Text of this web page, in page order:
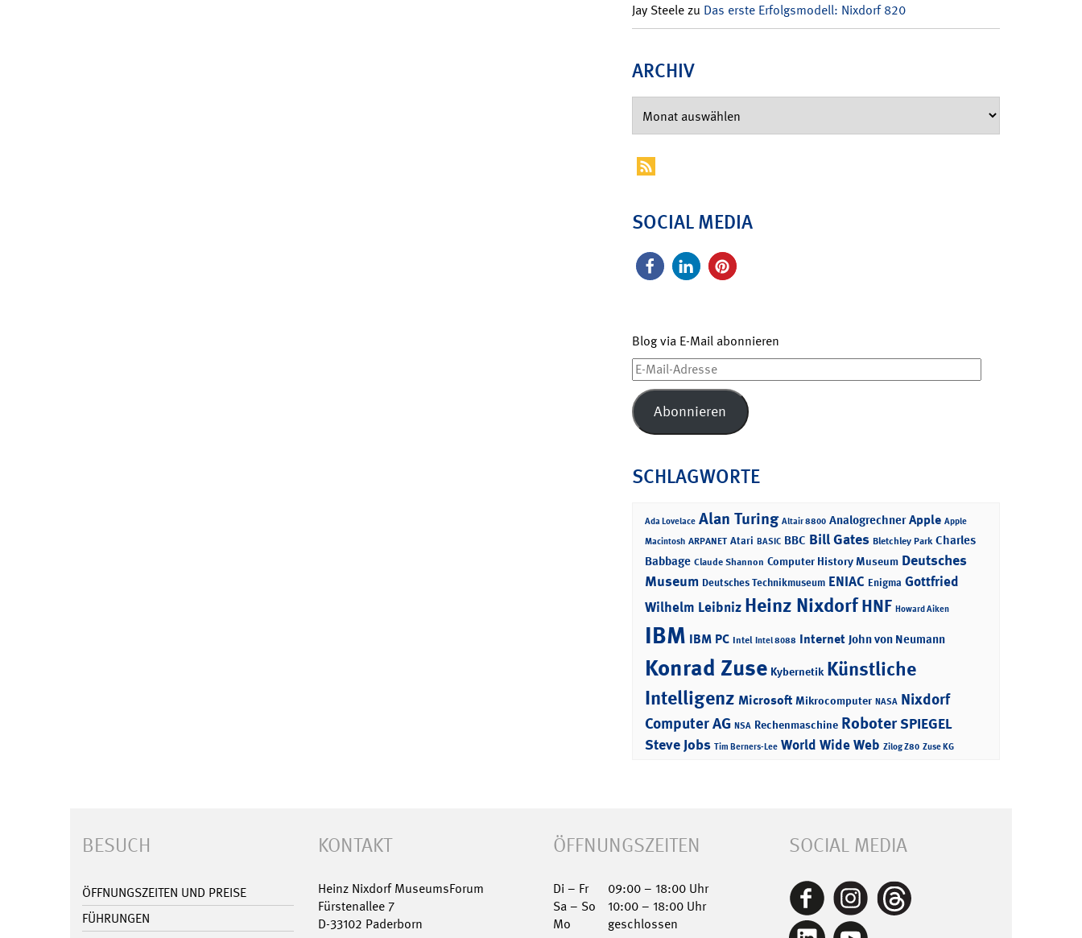
Jay Steelezu Das erste Erfolgsmodell: Nixdorf 820
ARCHIV
SOCIAL MEDIA
Blog via E-Mail abonnieren
E-
Mail-
Adresse
Abonnieren
SCHLAGWORTE
Ada Lovelace Alan Turing Altair 8800 Analogrechner Apple Apple
Macintosh ARPANET Atari BASIC BBC Bill Gates Bletchley Park Charles
Babbage Claude Shannon Computer History Museum Deutsches
Museum Deutsches Technikmuseum ENIAC Enigma Gottfried
Wilhelm Leibniz Heinz NixdorfHNF Howard Aiken
IBM IBM PC Intel Intel 8088 Internet John von Neumann
Konrad Zuse Kybernetik Künstliche
Intelligenz Microsoft Mikrocomputer NASA Nixdorf
Computer AG NSA Rechenmaschine RoboterSPIEGEL
Steve Jobs Tim Berners-Lee World Wide Web Zilog Z80 Zuse KG
BESUCH
ÖFFNUNGSZEITEN UND PREISE
FÜHRUNGEN
KONTAKT
Heinz Nixdorf MuseumsForum
Fürstenallee 7
D-33102 Paderborn
ÖFFNUNGSZEITEN
Di – Fr
09:00 – 18:00 Uhr
Sa – So
10:00 – 18:00 Uhr
Mo
geschlossen
SOCIAL MEDIA